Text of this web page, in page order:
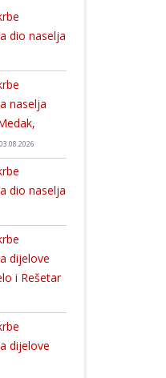
dio naselja
naselja
03.08.2026
dio naselja
dijelove
i Rešetar
dijelove